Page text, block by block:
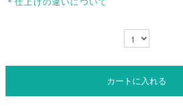
＊仕上げの違いについて
カートに入れる